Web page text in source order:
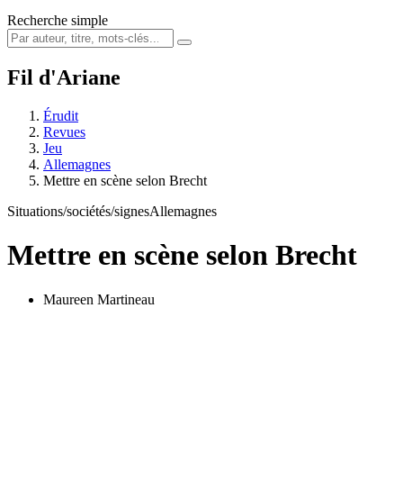
Recherche simple
Fil d'Ariane
Érudit
Revues
Jeu
Allemagnes
Mettre en scène selon Brecht
Situations/sociétés/signesAllemagnes
Mettre en scène selon Brecht
Maureen Martineau